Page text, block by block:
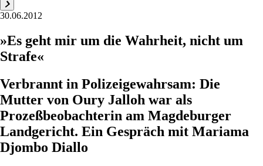
30.06.2012
»Es geht mir um die Wahrheit, nicht um
Strafe«
Verbrannt in Polizeigewahrsam: Die
Mutter von Oury Jalloh war als
Prozeßbeobachterin am Magdeburger
Landgericht. Ein Gespräch mit Mariama
Djombo Diallo